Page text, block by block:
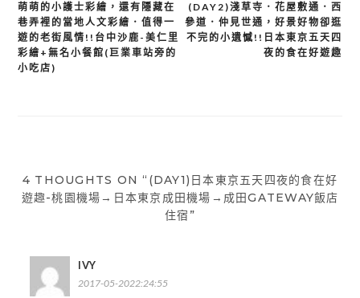
文
章
導
萌萌的小護士彩繪，還有隱藏在
巷弄裡的當地人文彩繪．值得一
遊的老街風情!!台中沙鹿-美仁里
彩繪+無名小餐館(巨業車站旁的
小吃店)
(DAY2)淺草寺．花屋敷通．西
參道．仲見世通，好景好物卻逛
不完的小遺憾!!日本東京五天四
夜的食在好遊趣
4 THOUGHTS ON “(DAY1)日本東京五天四夜的食在好
遊趣-桃園機場→日本東京成田機場→成田GATEWAY飯店
住宿”
IVY
2017-05-2022:24:55